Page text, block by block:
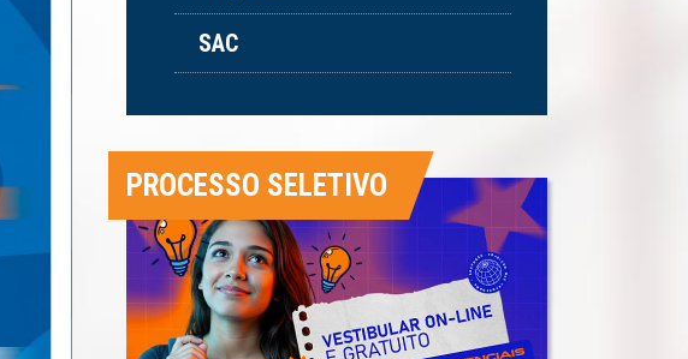
SAC
PROCESSO SELETIVO